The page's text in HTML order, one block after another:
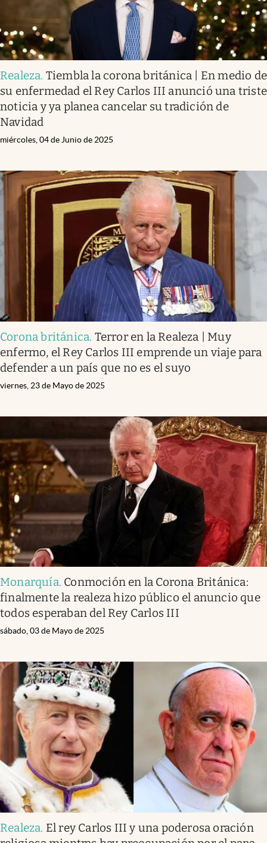
Realeza. Tiembla la corona británica | En medio de
su enfermedad el Rey Carlos III anunció una triste
noticia y ya planea cancelar su tradición de
Navidad
miércoles, 04 de Junio de 2025
Corona británica. Terror en la Realeza | Muy
enfermo, el Rey Carlos III emprende un viaje para
defender a un país que no es el suyo
viernes, 23 de Mayo de 2025
Monarquía. Conmoción en la Corona Británica:
finalmente la realeza hizo público el anuncio que
todos esperaban del Rey Carlos III
sábado, 03 de Mayo de 2025
Realeza. El rey Carlos III y una poderosa oración